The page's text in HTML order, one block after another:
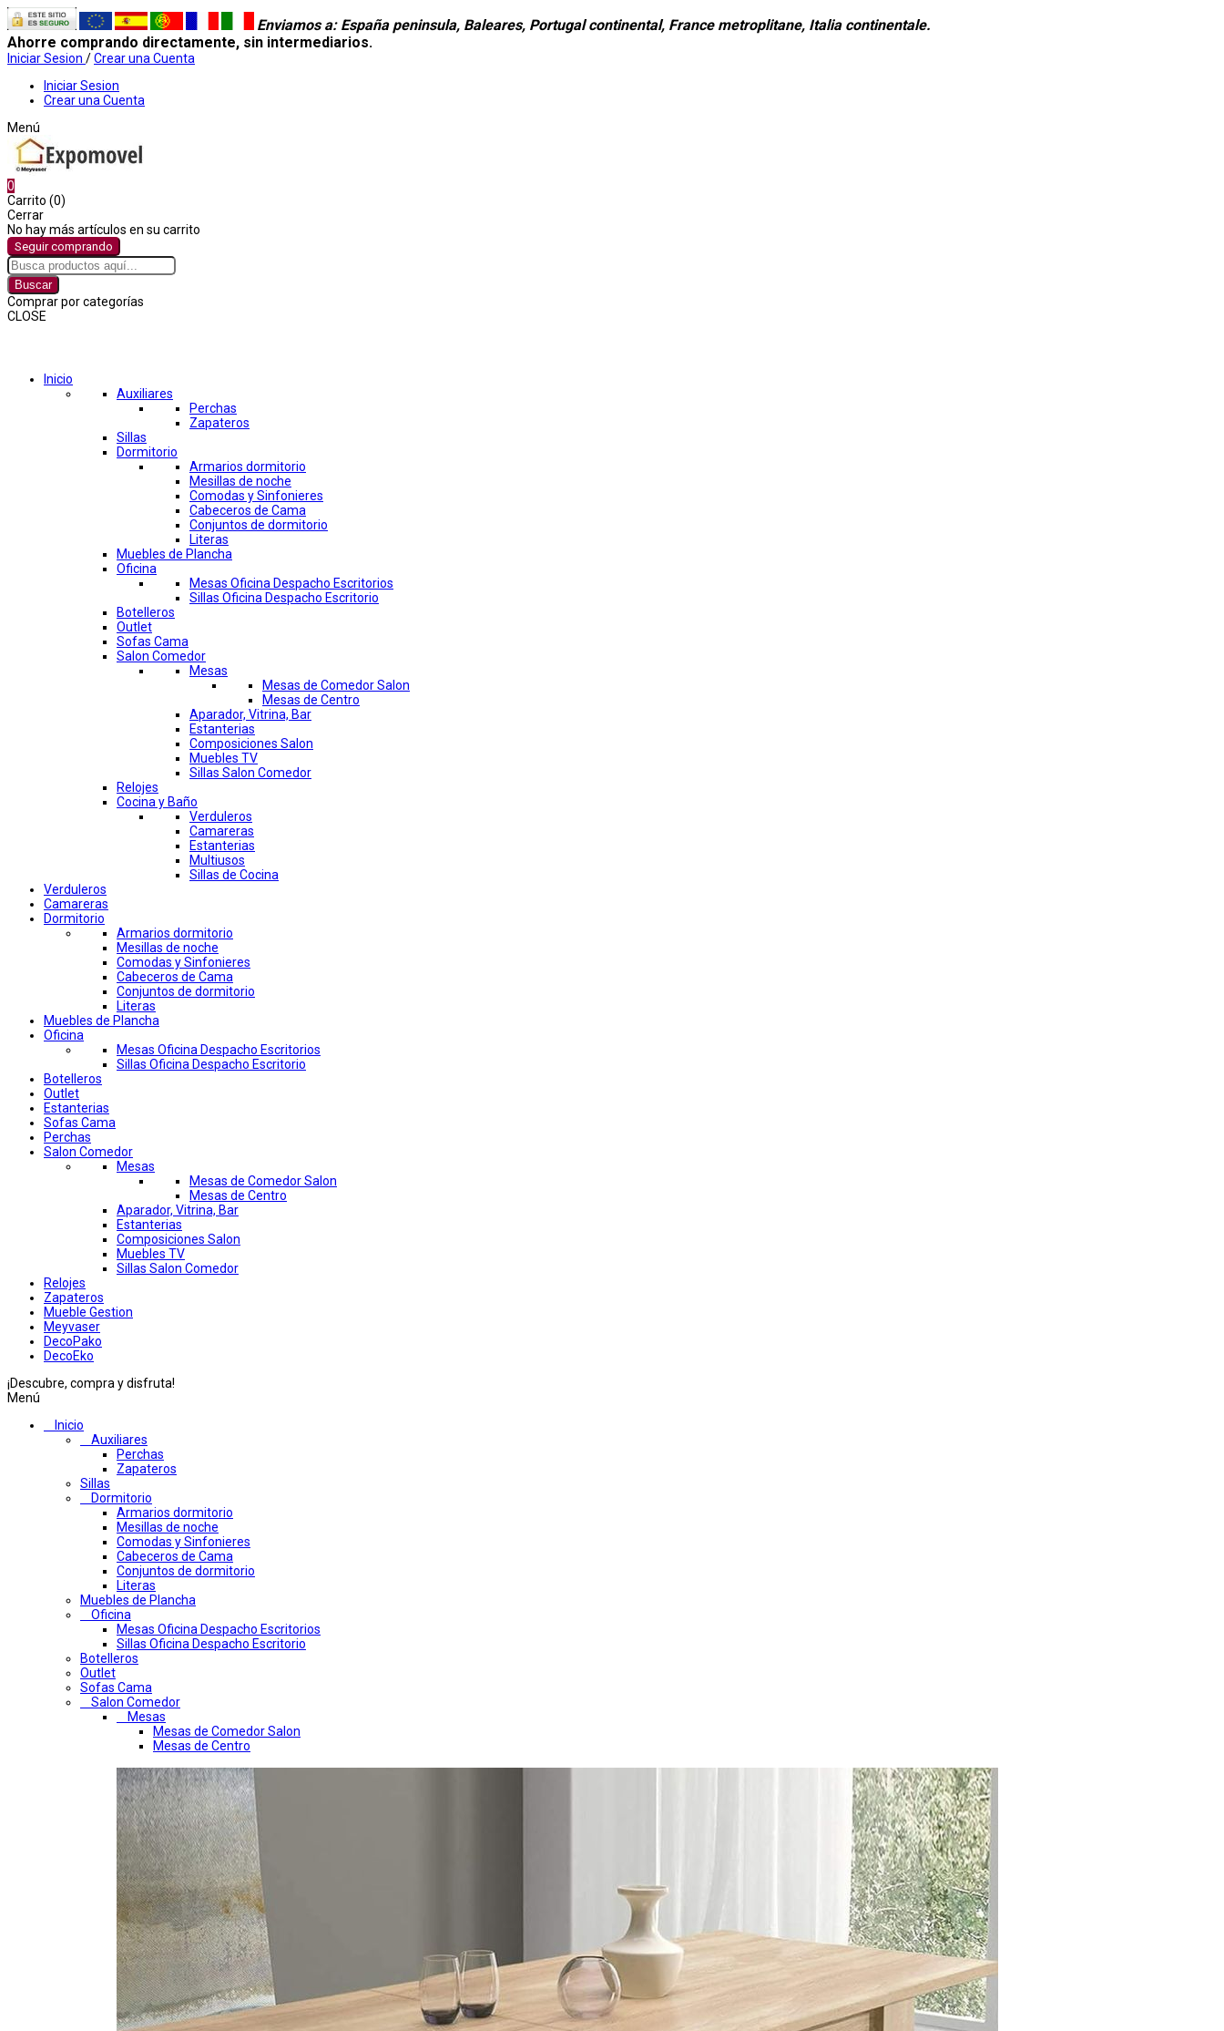
Enviamos a: España peninsula, Baleares, Portugal continental, France metroplitane, Italia continentale.
Ahorre comprando directamente, sin intermediarios.
Iniciar Sesion /Crear una Cuenta
Iniciar Sesion
Crear una Cuenta
Menú
0
Carrito (0)
Cerrar
No hay más artículos en su carrito
Seguir comprando
Buscar
Comprar por categorías
CLOSE
Inicio
Auxiliares
Perchas
Zapateros
Sillas
Dormitorio
Armarios dormitorio
Mesillas de noche
Comodas y Sinfonieres
Cabeceros de Cama
Conjuntos de dormitorio
Literas
Muebles de Plancha
Oficina
Mesas Oficina Despacho Escritorios
Sillas Oficina Despacho Escritorio
Botelleros
Outlet
Sofas Cama
Salon Comedor
Mesas
Mesas de Comedor Salon
Mesas de Centro
Aparador, Vitrina, Bar
Estanterias
Composiciones Salon
Muebles TV
Sillas Salon Comedor
Relojes
Cocina y Baño
Verduleros
Camareras
Estanterias
Multiusos
Sillas de Cocina
Verduleros
Camareras
Dormitorio
Armarios dormitorio
Mesillas de noche
Comodas y Sinfonieres
Cabeceros de Cama
Conjuntos de dormitorio
Literas
Muebles de Plancha
Oficina
Mesas Oficina Despacho Escritorios
Sillas Oficina Despacho Escritorio
Botelleros
Outlet
Estanterias
Sofas Cama
Perchas
Salon Comedor
Mesas
Mesas de Comedor Salon
Mesas de Centro
Aparador, Vitrina, Bar
Estanterias
Composiciones Salon
Muebles TV
Sillas Salon Comedor
Relojes
Zapateros
Mueble Gestion
Meyvaser
DecoPako
DecoEko
¡Descubre, compra y disfruta!
Menú
Inicio
Auxiliares
Perchas
Zapateros
Sillas
Dormitorio
Armarios dormitorio
Mesillas de noche
Comodas y Sinfonieres
Cabeceros de Cama
Conjuntos de dormitorio
Literas
Muebles de Plancha
Oficina
Mesas Oficina Despacho Escritorios
Sillas Oficina Despacho Escritorio
Botelleros
Outlet
Sofas Cama
Salon Comedor
Mesas
Mesas de Comedor Salon
Mesas de Centro